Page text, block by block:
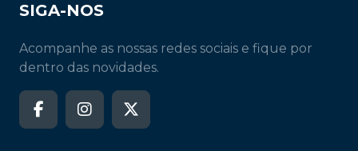
SIGA-NOS
Acompanhe as nossas redes sociais e fique por
dentro das novidades.